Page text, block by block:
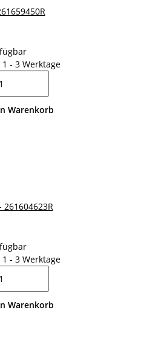
- 3 Werktage
Warenkorb
- 3 Werktage
Warenkorb